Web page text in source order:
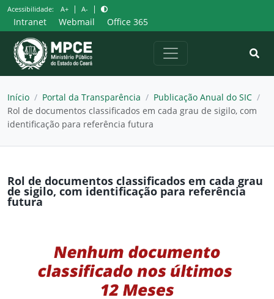
Pular
para
o
conteúdo
Acessibilidade: A+ | A- |
Intranet Webmail Office 365
Início / Portal da Transparência / Publicação Anual do SIC /
Rol de documentos classificados em cada grau de sigilo, com
identificação para referência futura
Rol de documentos classificados em cada grau
de sigilo, com identificação para referência
futura